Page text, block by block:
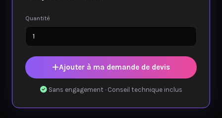
Quantité
Ajouter à ma demande de devis
Sans engagement · Conseil technique inclus